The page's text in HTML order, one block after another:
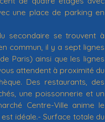
une place de parking en
secondaire se trouvent à
commun, il y a sept lignes
Paris) ainsi que les lignes
attendent à proximité du
Des restaurants, des
une poissonnerie et un
Centre-Ville anime le
idéale.- Surface totale du